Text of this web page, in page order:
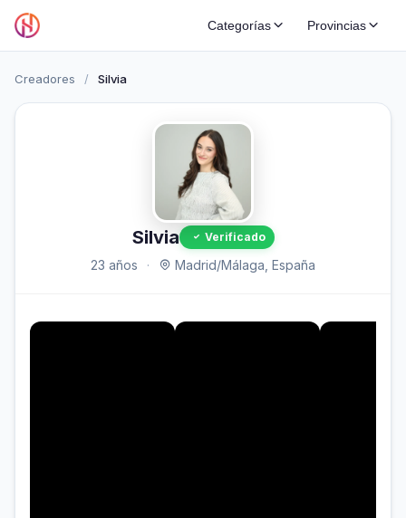
Categorías Provincias
Creadores / Silvia
Silvia Verificado
23 años · Madrid/Málaga, España